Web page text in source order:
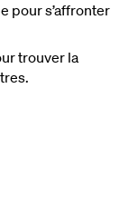
pour s’affronter
trouver la